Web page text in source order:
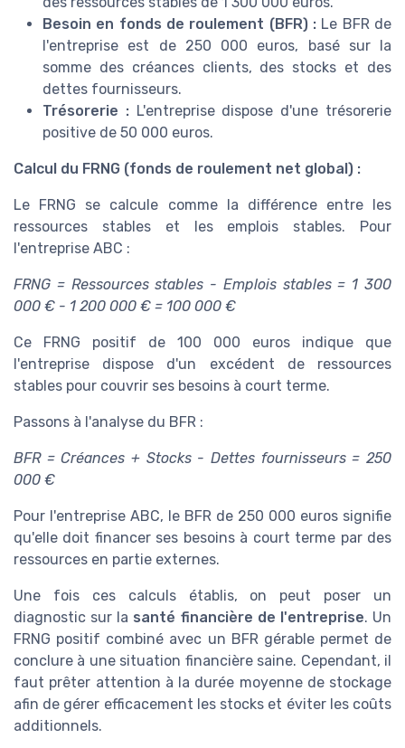
Besoin en fonds de roulement (BFR) : Le BFR de
l'entreprise est de 250 000 euros, basé sur la
somme des créances clients, des stocks et des
dettes fournisseurs.
Trésorerie :L'entreprise dispose d'une trésorerie
positive de 50 000 euros.
Calcul du FRNG (fonds de roulement net global) :
Le FRNG se calcule comme la différence entre les
ressources stables et les emplois stables. Pour
l'entreprise ABC :
FRNG = Ressources stables - Emplois stables = 1 300
000 € - 1 200 000 € = 100 000 €
Ce FRNG positif de 100 000 euros indique que
l'entreprise dispose d'un excédent de ressources
stables pour couvrir ses besoins à court terme.
Passons à l'analyse du BFR :
BFR = Créances + Stocks - Dettes fournisseurs = 250
000 €
Pour l'entreprise ABC, le BFR de 250 000 euros signifie
qu'elle doit financer ses besoins à court terme par des
ressources en partie externes.
Une fois ces calculs établis, on peut poser un
diagnostic sur la santé financière de l'entreprise. Un
FRNG positif combiné avec un BFR gérable permet de
conclure à une situation financière saine. Cependant, il
faut prêter attention à la durée moyenne de stockage
afin de gérer efficacement les stocks et éviter les coûts
additionnels.